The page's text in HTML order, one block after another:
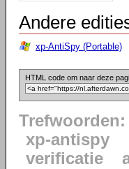
Andere
xp-AntiSpy (Portable)
HTML code om naar deze
Trefwoorden:
xp-antispy
verificatie